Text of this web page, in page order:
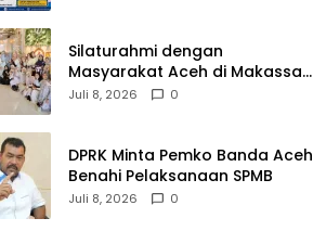
Silaturahmi dengan
Masyarakat Aceh di Makassar,
Kak Na Mengaku Bangga atas
Juli 8, 2026 0
DPRK Minta Pemko Banda Aceh
Benahi Pelaksanaan SPMB
Juli 8, 2026 0